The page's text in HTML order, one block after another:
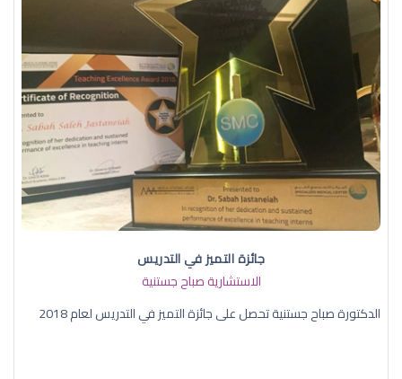
جائزة التميز في التدريس
الاستشارية صباح جستنية
الدكتورة صباح جستنية تحصل على جائزة التميز في التدريس لعام 2018